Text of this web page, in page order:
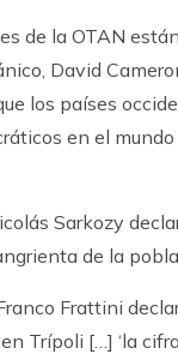
de la OTAN
David
los países
en el
Sarkozy
de la
Frattini
Trípoli […] ‘la